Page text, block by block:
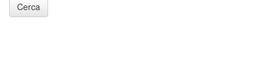
Cerca